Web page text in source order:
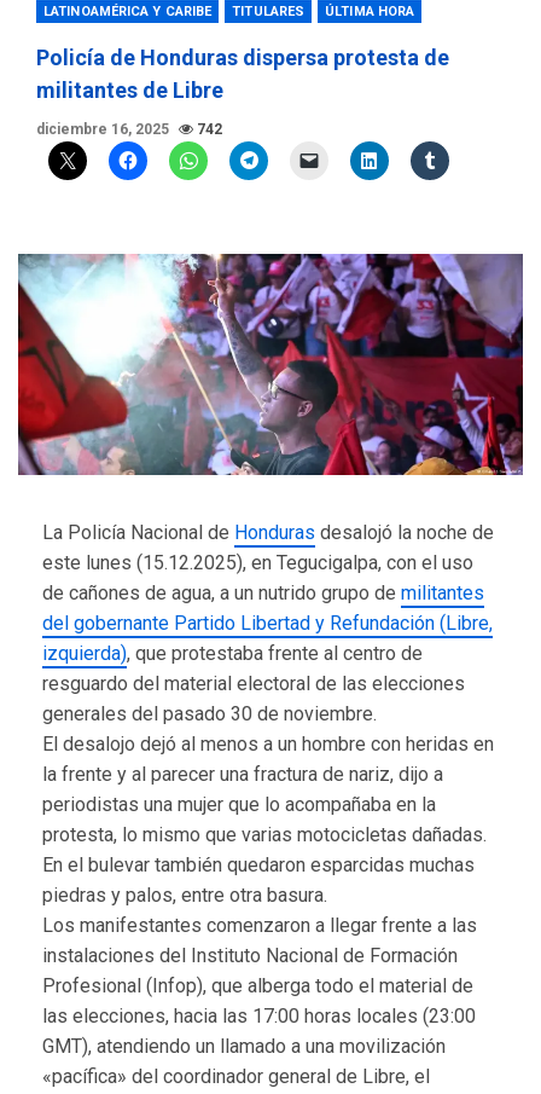
LATINOAMÉRICA Y CARIBE TITULARES ÚLTIMA HORA
Policía de Honduras dispersa protesta de
militantes de Libre
diciembre 16, 2025 742
La Policía Nacional de Honduras desalojó la noche de
este lunes (15.12.2025), en Tegucigalpa, con el uso
de cañones de agua, a un nutrido grupo de militantes
del gobernante Partido Libertad y Refundación (Libre,
izquierda), que protestaba frente al centro de
resguardo del material electoral de las elecciones
generales del pasado 30 de noviembre.
El desalojo dejó al menos a un hombre con heridas en
la frente y al parecer una fractura de nariz, dijo a
periodistas una mujer que lo acompañaba en la
protesta, lo mismo que varias motocicletas dañadas.
En el bulevar también quedaron esparcidas muchas
piedras y palos, entre otra basura.
Los manifestantes comenzaron a llegar frente a las
instalaciones del Instituto Nacional de Formación
Profesional (Infop), que alberga todo el material de
las elecciones, hacia las 17:00 horas locales (23:00
GMT), atendiendo un llamado a una movilización
«pacífica» del coordinador general de Libre, el